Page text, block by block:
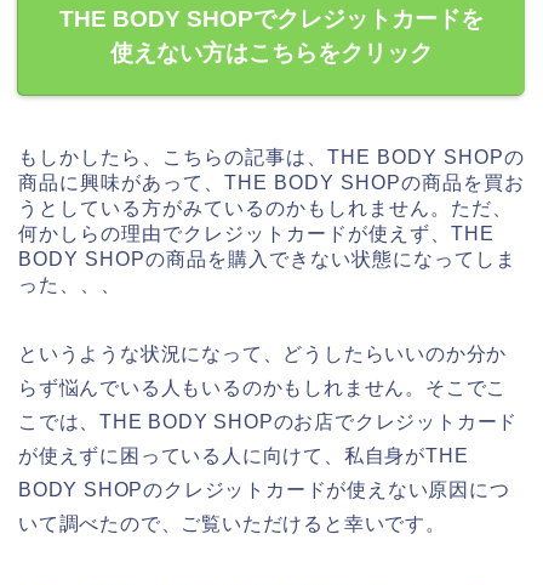
THE BODY SHOPでクレジットカードを
使えない方はこちらをクリック
もしかしたら、こちらの記事は、THE BODY SHOPの
商品に興味があって、THE BODY SHOPの商品を買お
うとしている方がみているのかもしれません。ただ、
何かしらの理由でクレジットカードが使えず、THE
BODY SHOPの商品を購入できない状態になってしま
った、、、
というような状況になって、どうしたらいいのか分か
らず悩んでいる人もいるのかもしれません。そこでこ
こでは、THE BODY SHOPのお店でクレジットカード
が使えずに困っている人に向けて、私自身がTHE
BODY SHOPのクレジットカードが使えない原因につ
いて調べたので、ご覧いただけると幸いです。